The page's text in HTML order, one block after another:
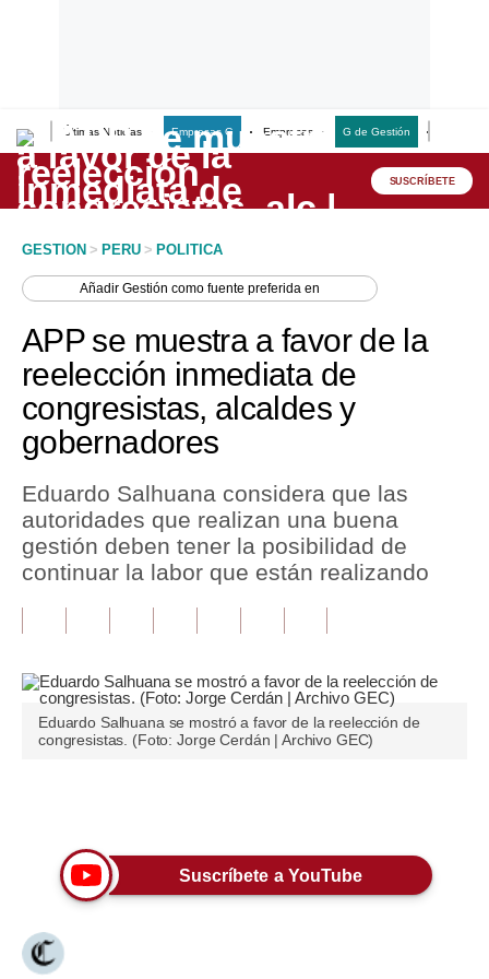
Últimas Noticias Empresas G Empresas G de Gestión
Lo último
Peru Quiosco
Economía
Mercados
Perú
Política
Tu Dinero
Finanzas Personales
Opinión
Editorial
Tendencias
Viajes
SUSCRÍBETE
GESTION > PERU > POLITICA
AñadirGestión como fuente preferida en
APP se muestra a favor de la
reelección inmediata de
congresistas, alcaldes y
gobernadores
Eduardo Salhuana considera que las
autoridades que realizan una buena
gestión deben tener la posibilidad de
continuar la labor que están realizando
Eduardo Salhuana se mostró a favor de la reelección de
congresistas. (Foto: Jorge Cerdán | Archivo GEC)
Suscríbete a YouTube